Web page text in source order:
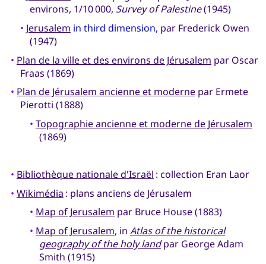
environs, 1/10 000, Survey of Palestine(1945)
• Jerusalem in third dimension, par Frederick Owen
(1947)
• Plan de la ville et des environs de Jérusalem par Oscar
Fraas (1869)
• Plan de Jérusalem ancienne et modernepar Ermete
Pierotti (1888)
• Topographie ancienne et moderne de Jérusalem
(1869)
• Bibliothèque nationale d'Israël : collection Eran Laor
• Wikimédia : plans anciens de Jérusalem
• Map of Jerusalem par Bruce House (1883)
• Map of Jerusalem, in Atlas of the historical
geography of the holy landpar George Adam
Smith (1915)